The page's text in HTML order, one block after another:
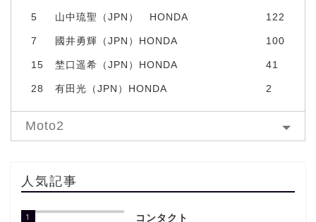
5 山中琉聖（JPN） HONDA 122
7 國井勇輝（JPN）HONDA 100
15 埜口遥希（JPN）HONDA 41
28 有田光（JPN）HONDA 2
Moto2
人気記事
1 コンタクト